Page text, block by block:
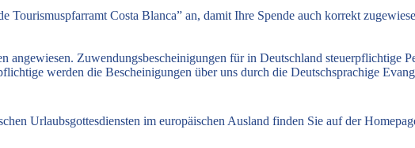
Tourismuspfarramt Costa Blanca” an, damit Ihre Spende auch korrekt
angewiesen. Zuwendungsbescheinigungen für in Deutschland steuerpflichtige
werden die Bescheinigungen über uns durch die Deutschsprachige
Urlaubsgottesdiensten im europäischen Ausland finden Sie auf der